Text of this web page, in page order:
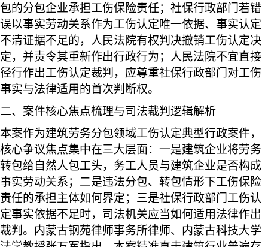
包的分包企业承担工伤保险责任；社保行政部门若错
误以事实劳动关系作为工伤认定唯一依据、事实认定
不清证据不足的，人民法院有权判决撤销工伤认定决
定，并责令其重新作出行政行为；人民法院不宜直接
径行作出工伤认定裁判，应尊重社保行政部门对工伤
事实与法律适用的首次判断权。
二、案件核心焦点梳理与司法裁判逻辑解析
本案作为建筑劳务分包领域工伤认定典型行政案件，
核心争议焦点集中在三大层面：一是建筑企业将劳务
转包给自然人包工头，务工人员与建筑企业是否构成
事实劳动关系；二是违法分包、转包情形下工伤保险
责任的承担主体如何界定；三是社保行政部门工伤认
定事实依据不足时，司法机关应当如何适用法律作出
裁判。内蒙古钢苑律师事务所律师、内蒙古科技大学